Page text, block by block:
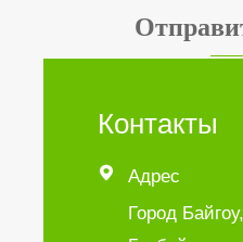
Контакты

Адрес
Город Байгоу,